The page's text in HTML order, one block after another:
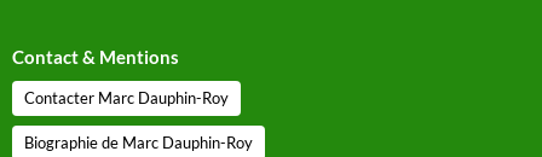
Contact & Mentions
Contacter Marc Dauphin-Roy
Biographie de Marc Dauphin-Roy